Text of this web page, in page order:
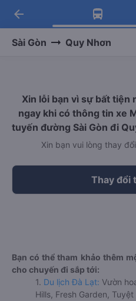
Tải app
Nhận ưu đãi
Tải app Vexere
-30k/ghế khi đặt
arrow_back
Sài Gòn Quy Nhơn
Xin lỗi bạn vì sự bất tiện
ngay khi có thông tin xe
tuyến đường Sài Gòn đi
Xin bạn vui lòng thay
Thay đổi
Bạn có thể tham khảo thêm
cho chuyến đi sắp tới:
1. Du lịch Đà Lạt: Vườn
Hills, Fresh Garden,